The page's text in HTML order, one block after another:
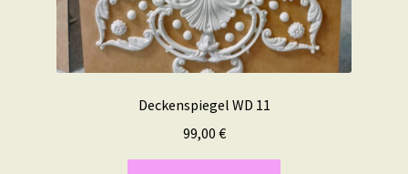
Deckenspiegel WD 11
99,00 €